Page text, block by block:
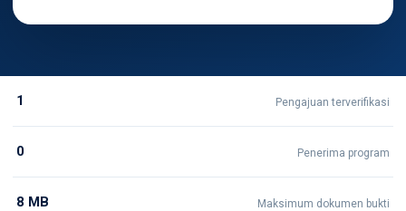
1 Pengajuan terverifikasi
0 Penerima program
8 MB Maksimum dokumen bukti